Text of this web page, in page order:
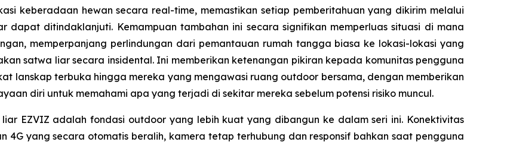
keberadaan hewan secara real-time, memastikan setiap pemberitahuan yang dikirim melalui
dapat ditindaklanjuti. Kemampuan tambahan ini secara signifikan memperluas situasi di mana
memperpanjang perlindungan dari pemantauan rumah tangga biasa ke lokasi-lokasi yang
satwa liar secara insidental. Ini memberikan ketenangan pikiran kepada komunitas pengguna
lanskap terbuka hingga mereka yang mengawasi ruang outdoor bersama, dengan memberikan
diri untuk memahami apa yang terjadi di sekitar mereka sebelum potensi risiko muncul.
EZVIZ adalah fondasi outdoor yang lebih kuat yang dibangun ke dalam seri ini. Konektivitas
yang secara otomatis beralih, kamera tetap terhubung dan responsif bahkan saat pengguna